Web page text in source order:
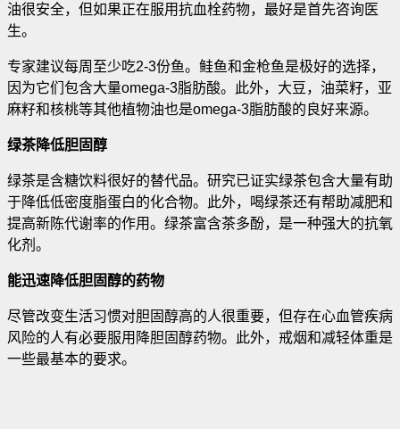
油很安全，但如果正在服用抗血栓药物，最好是首先咨询医
生。
专家建议每周至少吃2-3份鱼。鲑鱼和金枪鱼是极好的选择，
因为它们包含大量omega-3脂肪酸。此外，大豆，油菜籽，亚
麻籽和核桃等其他植物油也是omega-3脂肪酸的良好来源。
绿茶降低胆固醇
绿茶是含糖饮料很好的替代品。研究已证实绿茶包含大量有助
于降低低密度脂蛋白的化合物。此外，喝绿茶还有帮助减肥和
提高新陈代谢率的作用。绿茶富含茶多酚，是一种强大的抗氧
化剂。
能迅速降低胆固醇的药物
尽管改变生活习惯对胆固醇高的人很重要，但存在心血管疾病
风险的人有必要服用降胆固醇药物。此外，戒烟和减轻体重是
一些最基本的要求。